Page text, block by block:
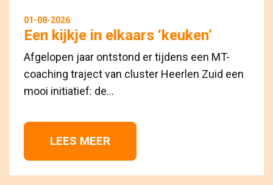
01-08-2026
Een kijkje in elkaars ‘keuken’
Afgelopen jaar ontstond er tijdens een MT-
coaching traject van cluster Heerlen Zuid een
mooi initiatief: de...
LEES MEER